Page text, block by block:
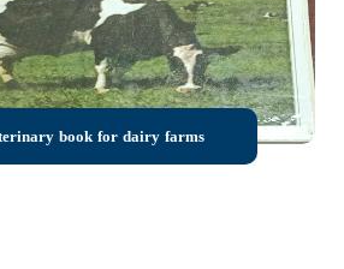
book for dairy farms